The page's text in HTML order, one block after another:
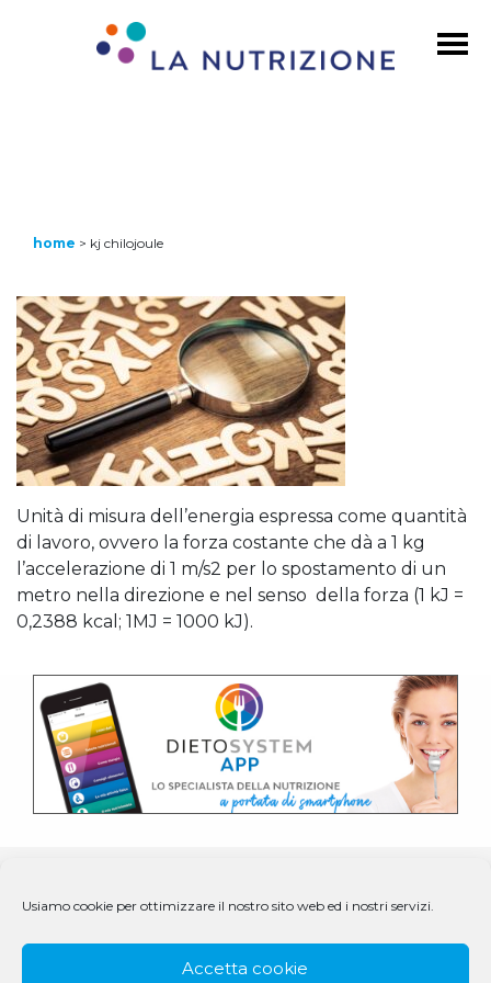
Usiamo cookie per ottimizzare il nostro sito web ed i nostri servizi.
Accetta cookie
home > kj chilojoule
Unità di misura dell’energia espressa come quantità
di lavoro, ovvero la forza costante che dà a 1 kg
l’accelerazione di 1 m/s2 per lo spostamento di un
metro nella direzione e nel senso della forza (1 kJ =
0,2388 kcal; 1MJ = 1000 kJ).